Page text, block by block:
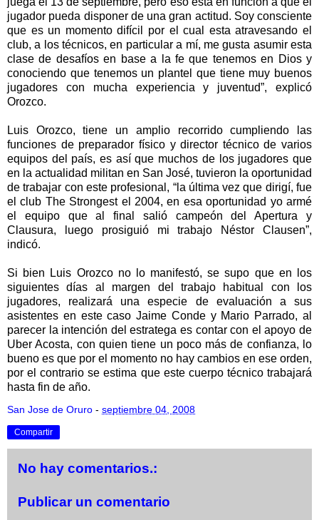
jugador pueda disponer de una gran actitud. Soy consciente
que es un momento difícil por el cual esta atravesando el
club, a los técnicos, en particular a mí, me gusta asumir esta
clase de desafíos en base a la fe que tenemos en Dios y
conociendo que tenemos un plantel que tiene muy buenos
jugadores con mucha experiencia y juventud”, explicó
Orozco.
Luis Orozco, tiene un amplio recorrido cumpliendo las
funciones de preparador físico y director técnico de varios
equipos del país, es así que muchos de los jugadores que
en la actualidad militan en San José, tuvieron la oportunidad
de trabajar con este profesional, “la última vez que dirigí, fue
el club The Strongest el 2004, en esa oportunidad yo armé
el equipo que al final salió campeón del Apertura y
Clausura, luego prosiguió mi trabajo Néstor Clausen”,
indicó.
Si bien Luis Orozco no lo manifestó, se supo que en los
siguientes días al margen del trabajo habitual con los
jugadores, realizará una especie de evaluación a sus
asistentes en este caso Jaime Conde y Mario Parrado, al
parecer la intención del estratega es contar con el apoyo de
Uber Acosta, con quien tiene un poco más de confianza, lo
bueno es que por el momento no hay cambios en ese orden,
por el contrario se estima que este cuerpo técnico trabajará
hasta fin de año.
San Jose de Oruro - septiembre 04, 2008
Compartir
No hay comentarios.:
Publicar un comentario